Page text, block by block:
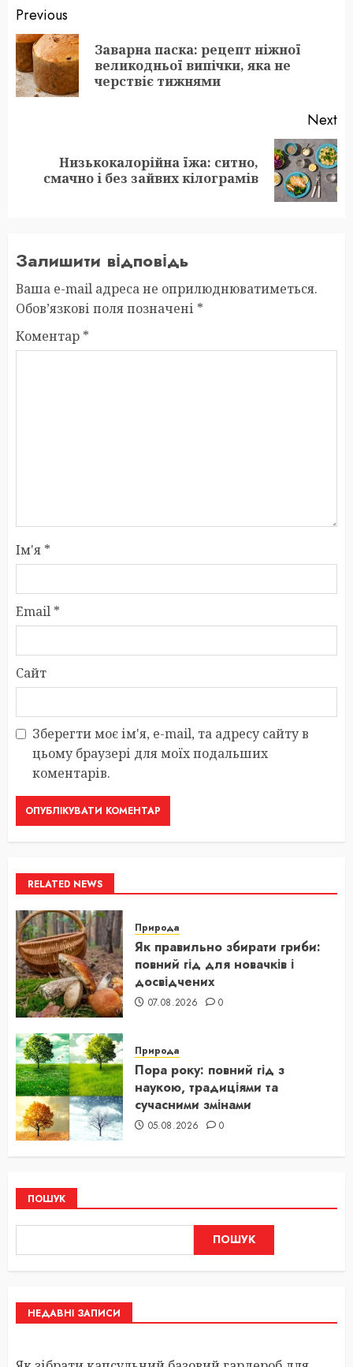
Post
navigation
Previous
Заварна паска: рецепт ніжної
великодньої випічки, яка не
черствіє тижнями
Next
post:
Низькокалорійна їжа: ситно,
смачно і без зайвих кілограмів
Залишити відповідь
Ваша e-mail адреса не оприлюднюватиметься.
Обов’язкові поля позначені *
Коментар *
Ім'я *
Email *
Сайт
Зберегти моє ім'я, e-mail, та адресу сайту в
цьому браузері для моїх подальших
коментарів.
RELATED NEWS
Природа
Як правильно збирати гриби:
повний гід для новачків і
досвідчених
07.08.2026 0
Природа
Пора року: повний гід з
наукою, традиціями та
сучасними змінами
05.08.2026 0
ПОШУК
ПОШУК
НЕДАВНІ ЗАПИСИ